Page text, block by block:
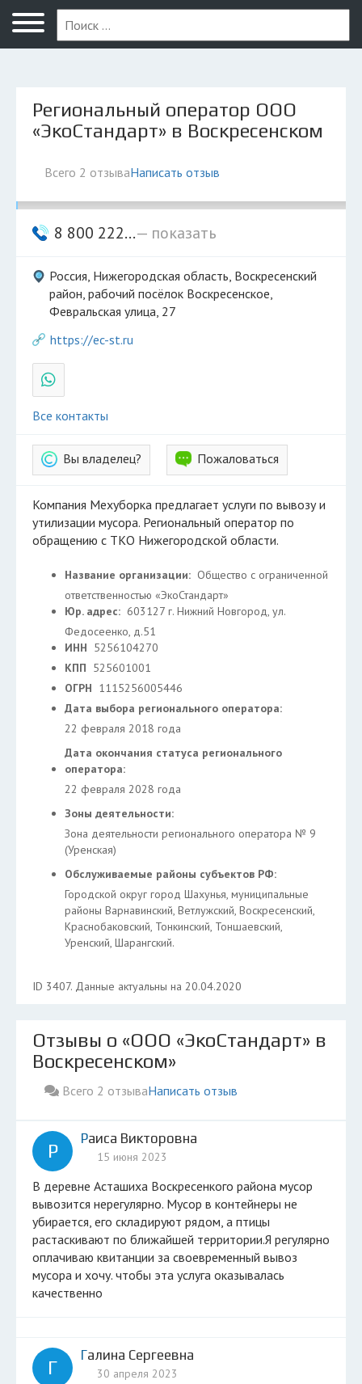
Нижний Новгород
Региональный оператор ООО
«ЭкоСтандарт» в Воскресенском
Всего 2 отзываНаписать отзыв
8 800 222...— показать
Россия, Нижегородская область, Воскресенский
район, рабочий посёлок Воскресенское,
Февральская улица, 27
https://ec-st.ru
Все контакты
Вы владелец? Пожаловаться
Компания Мехуборка предлагает услуги по вывозу и
утилизации мусора. Региональный оператор по
обращению с ТКО Нижегородской области.
Название организации: Общество с ограниченной
ответственностью «ЭкоСтандарт»
Юр. адрес: 603127 г. Нижний Новгород, ул.
Федосеенко, д.51
ИНН 5256104270
КПП 525601001
ОГРН 1115256005446
Дата выбора регионального оператора:
22 февраля 2018 года
Дата окончания статуса регионального
оператора:
22 февраля 2028 года
Зоны деятельности:
Зона деятельности регионального оператора № 9
(Уренская)
Обслуживаемые районы субъектов РФ:
Городской округ город Шахунья, муниципальные
районы Варнавинский, Ветлужский, Воскресенский,
Краснобаковский, Тонкинский, Тоншаевский,
Уренский, Шарангский.
ID 3407. Данные актуальны на 20.04.2020
Отзывы о «ООО «ЭкоСтандарт» в
Воскресенском»
Всего 2 отзываНаписать отзыв
Р
Раиса Викторовна
15 июня 2023
В деревне Асташиха Воскресенкого района мусор
вывозится нерегулярно. Мусор в контейнеры не
убирается, его складируют рядом, а птицы
растаскивают по ближайшей территории.Я регулярно
оплачиваю квитанции за своевременный вывоз
мусора и хочу. чтобы эта услуга оказывалась
качественно
Г
Галина Сергеевна
30 апреля 2023